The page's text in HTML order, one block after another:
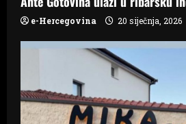
g
a
i
e-Hercegovina 20 siječnja, 2026